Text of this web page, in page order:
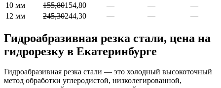
10 мм
155,80154,80 — —
—
12 мм
245,30244,30 — — —
Гидроабразивная резка стали, цена на
гидрорезку в Екатеринбурге
Гидроабразивная резка стали — это холодный высокоточный
метод обработки углеродистой, низколегированной,